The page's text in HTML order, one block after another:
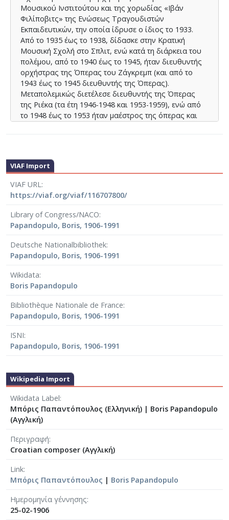
Μουσικού Ινστιτούτου και της χορωδίας «Ιβάν
Φιλίποβιτς» της Ενώσεως Τραγουδιστών
Εκπαιδευτικών, την οποία ίδρυσε ο ίδιος το 1933.
Από το 1935 έως το 1938, δίδασκε στην Κρατική
Μουσική Σχολή στο Σπλιτ, ενώ κατά τη διάρκεια του
πολέμου, από το 1940 έως το 1945, ήταν διευθυντής
ορχήστρας της Όπερας του Ζάγκρεμπ (και από το
1943 έως το 1945 διευθυντής της Όπερας).
Μεταπολεμικώς διετέλεσε διευθυντής της Όπερας
της Ριέκα (τα έτη 1946-1948 και 1953-1959), ενώ από
το 1948 έως το 1953 ήταν μαέστρος της όπερας και
διάστημα 1968-1974). Υπήρξε επίσης τακτικός
συνεργάτης του Θεάτρου Komedija στο Ζάγκρεμπ,
Απεβίωσε στο Ζάγκρεμπ σε ηλικία 85 ετών.
VIAF Import
VIAF URL
https://viaf.org/viaf/116707800/
Library of Congress/NACO
Papandopulo, Boris, 1906-1991
Deutsche Nationalbibliothek
Papandopulo, Boris, 1906-1991
Wikidata
Boris Papandopulo
Bibliothèque Nationale de France
Papandopulo, Boris, 1906-1991
ISNI
Papandopulo, Boris, 1906-1991
Wikipedia Import
Wikidata Label
Μπόρις Παπαντόπουλος (Ελληνική) | Boris Papandopulo
(Αγγλική)
Περιγραφή
Croatian composer (Αγγλική)
Link
Μπόρις Παπαντόπουλος | Boris Papandopulo
Ημερομηνία γέννησης
25-02-1906